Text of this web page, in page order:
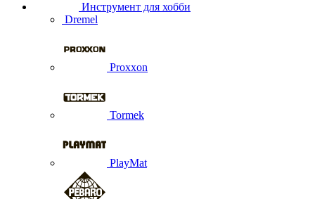
Инструмент для хобби
Dremel
Proxxon
Tormek
PlayMat